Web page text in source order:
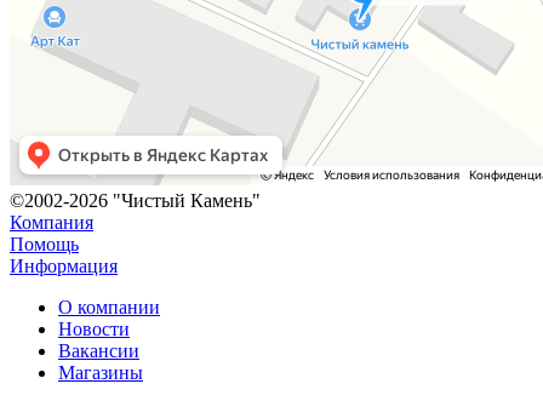
©2002-2026 "Чистый Камень"
Компания
Помощь
Информация
О компании
Новости
Вакансии
Магазины